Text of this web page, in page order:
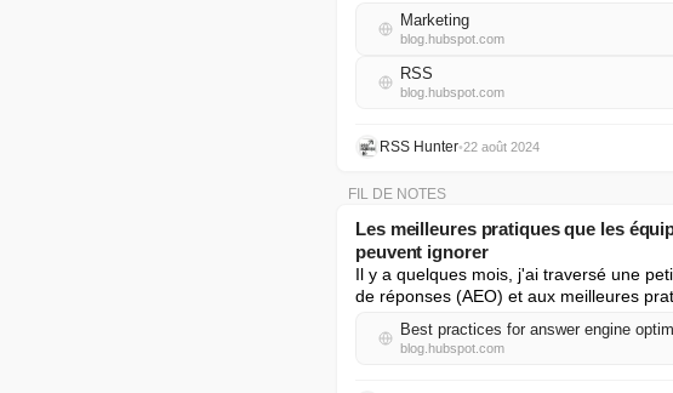
Marketing
blog.hubspot.com
RSS
blog.hubspot.com
RSS Hunter•22 août 2024
FIL DE NOTES
Les meilleures pratiques que les
peuvent ignorer
Il y a quelques mois, j'ai traversé une
de réponses (AEO) et aux meilleures
Best practices for answer engine
blog.hubspot.com